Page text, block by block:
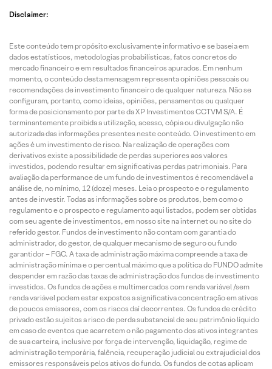
Disclaimer:
Este conteúdo tem propósito exclusivamente informativo e se baseia em
dados estatísticos, metodologias probabilísticas, fatos concretos do
mercado financeiro e em resultados financeiros apurados. Em nenhum
momento, o conteúdo desta mensagem representa opiniões pessoais ou
recomendações de investimento financeiro de qualquer natureza. Não se
configuram, portanto, como ideias, opiniões, pensamentos ou qualquer
forma de posicionamento por parte da XP Investimentos CCTVM S/A. É
terminantemente proibida a utilização, acesso, cópia ou divulgação não
autorizada das informações presentes neste conteúdo. O investimento em
ações é um investimento de risco. Na realização de operações com
derivativos existe a possibilidade de perdas superiores aos valores
investidos, podendo resultar em significativas perdas patrimoniais. Para
avaliação da performance de um fundo de investimentos é recomendável a
análise de, no mínimo, 12 (doze) meses. Leia o prospecto e o regulamento
antes de investir. Todas as informações sobre os produtos, bem como o
regulamento e o prospecto e regulamento aqui listados, podem ser obtidas
com seu agente de investimentos, em nosso site na internet ou no site do
referido gestor. Fundos de investimento não contam com garantia do
administrador, do gestor, de qualquer mecanismo de seguro ou fundo
garantidor – FGC. A taxa de administração máxima compreende a taxa de
administração mínima e o percentual máximo que a política do FUNDO admite
despender em razão das taxas de administração dos fundos de investimento
investidos. Os fundos de ações e multimercados com renda variável /sem
renda variável podem estar expostos a significativa concentração em ativos
de poucos emissores, com os riscos daí decorrentes. Os fundos de crédito
privado estão sujeitos a risco de perda substancial de seu patrimônio líquido
em caso de eventos que acarretem o não pagamento dos ativos integrantes
de sua carteira, inclusive por força de intervenção, liquidação, regime de
administração temporária, falência, recuperação judicial ou extrajudicial dos
emissores responsáveis pelos ativos do fundo. Os fundos de cotas aplicam